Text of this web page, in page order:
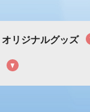
オリジナルグッズ